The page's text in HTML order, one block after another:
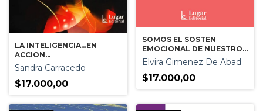
LA INTELIGENCIA...EN
ACCION...
Sandra Carracedo
$17.000,00
SOMOS EL SOSTEN
EMOCIONAL DE NUESTROS
HIJOS?
Elvira Gimenez De Abad
$17.000,00